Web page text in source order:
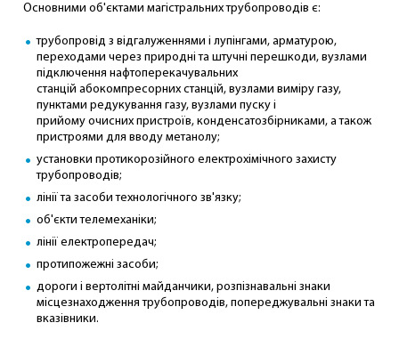
Основними об'єктами магістральних трубопроводів є:
трубопровід з відгалуженнями і лупінгами, арматурою,
переходами через природні та штучні перешкоди, вузлами
підключення нафтоперекачувальних
станцій абокомпресорних станцій, вузлами виміру газу,
пунктами редукування газу, вузлами пуску і
прийому очисних пристроїв, конденсатозбірниками, а також
пристроями для вводу метанолу;
установки протикорозійного електрохімічного захисту
трубопроводів;
лінії та засоби технологічного зв'язку;
об'єкти телемеханіки;
лінії електропередач;
протипожежні засоби;
дороги і вертолітні майданчики, розпізнавальні знаки
місцезнаходження трубопроводів, попереджувальні знаки та
вказівники.